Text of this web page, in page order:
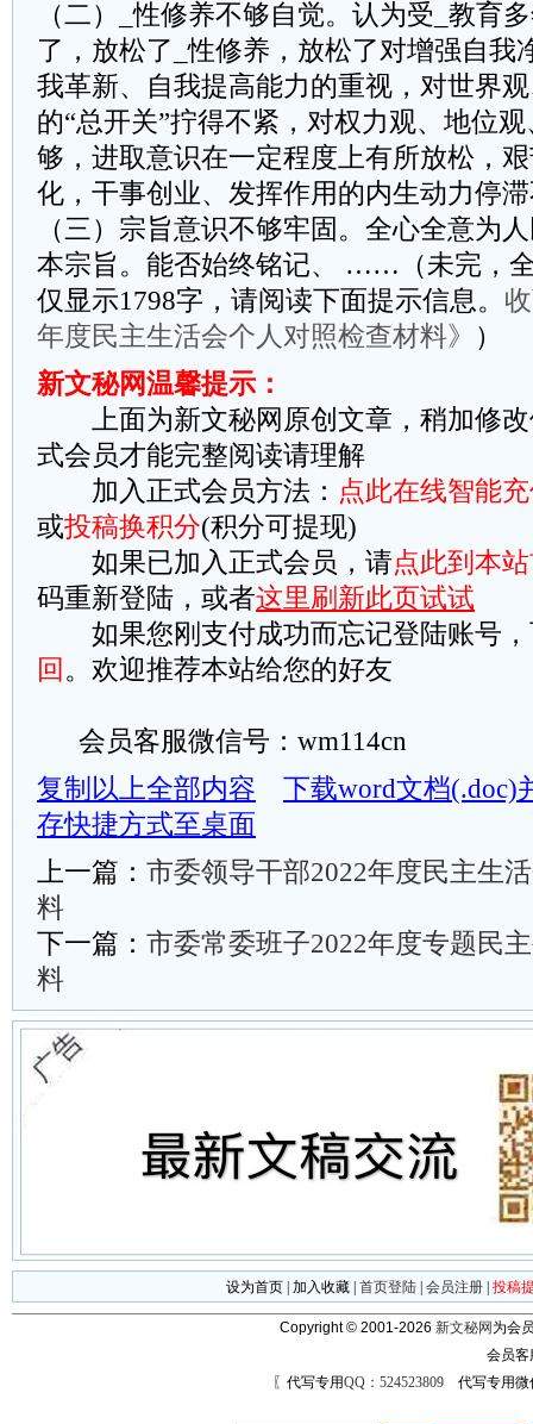
（二）_性修养不够自觉。认为受_教育
了，放松了_性修养，放松了对增强自我
我革新、自我提高能力的重视，对世界
的“总开关”拧得不紧，对权力观、地位
够，进取意识在一定程度上有所放松，
化，干事创业、发挥作用的内生动力停
（三）宗旨意识不够牢固。全心全意为
本宗旨。能否始终铭记、 ……（未完，
仅显示1798字，请阅读下面提示信息。
年度民主生活会个人对照检查材料》
）
新文秘网温馨提示：
上面为新文秘网原创文章，稍加修改
式会员才能完整阅读请理解
加入正式会员方法： 点此在线智能
或投稿换积分(积分可提现)
如果已加入正式会员，请点此到本
码重新登陆，或者这里刷新此页试试
如果您刚支付成功而忘记登陆账号，
回 。欢迎推荐本站给您的好友
会员客服微信号：wm114cn
复制以上全部内容
下载word文档(.doc)
存快捷方式至桌面
上一篇： 市委领导干部2022年度民主生
料
下一篇： 市委常委班子2022年度专题民
料
设为首页 加入收藏 首页登陆 会员注册 投稿
Copyright © 2001-2026 新文秘网 为会
会员
〖代写专用QQ：524523809代写专用微